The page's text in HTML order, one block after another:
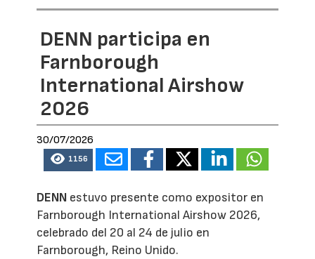
DENN participa en
Farnborough
International Airshow
2026
30/07/2026
1156
DENN estuvo presente como expositor en
Farnborough International Airshow 2026,
celebrado del 20 al 24 de julio en
Farnborough, Reino Unido.